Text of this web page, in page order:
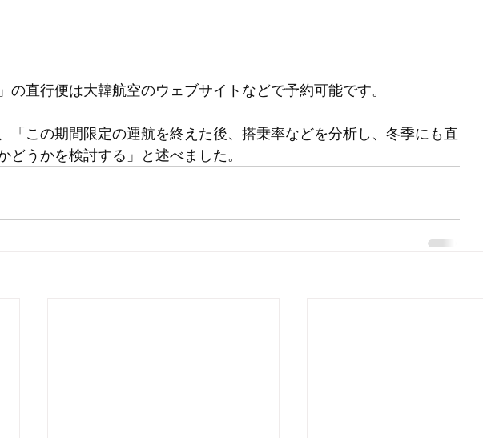
の直行便は大韓航空のウェブサイトなどで予約可能です。
「この期間限定の運航を終えた後、搭乗率などを分析し、冬季にも直
どうかを検討する」と述べました。